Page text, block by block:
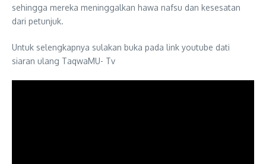
sehingga mereka meninggalkan hawa nafsu dan kesesatan
dari petunjuk.
Untuk selengkapnya sulakan buka pada link youtube dati
siaran ulang TaqwaMU- Tv